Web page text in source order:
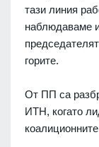
тази линия
наблюдаваме
горите.
От ПП са
ИТН, когато